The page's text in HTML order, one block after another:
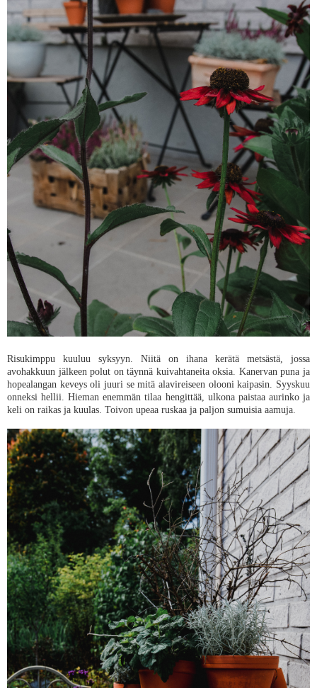
Risukimppu kuuluu syksyyn. Niitä on ihana kerätä metsästä, jossa
avohakkuun jälkeen polut on täynnä kuivahtaneita oksia. Kanervan puna ja
hopealangan keveys oli juuri se mitä alavireiseen olooni kaipasin. Syyskuu
onneksi hellii. Hieman enemmän tilaa hengittää, ulkona paistaa aurinko ja
keli on raikas ja kuulas. Toivon upeaa ruskaa ja paljon sumuisia aamuja.